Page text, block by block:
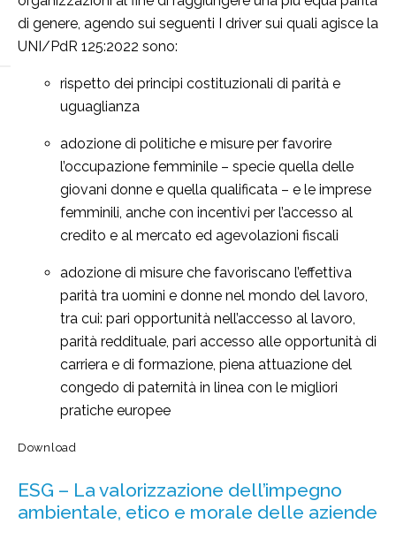
di genere, agendo sui seguenti I driver sui quali agisce la
UNI/PdR 125:2022 sono:
rispetto dei principi costituzionali di parità e
uguaglianza
adozione di politiche e misure per favorire
l’occupazione femminile – specie quella delle
giovani donne e quella qualificata – e le imprese
femminili, anche con incentivi per l’accesso al
credito e al mercato ed agevolazioni fiscali
adozione di misure che favoriscano l’effettiva
parità tra uomini e donne nel mondo del lavoro,
tra cui: pari opportunità nell’accesso al lavoro,
parità reddituale, pari accesso alle opportunità di
carriera e di formazione, piena attuazione del
congedo di paternità in linea con le migliori
pratiche europee
Download
ESG – La valorizzazione dell’impegno
ambientale, etico e morale delle aziende